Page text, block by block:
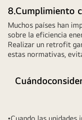
8.Cumplimiento
Muchos países han
sobre la eficiencia
Realizar un retrofit
estas normativas,